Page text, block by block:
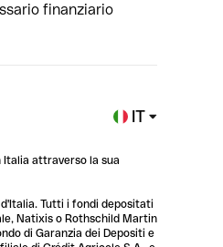
finanziario
IT
Italia attraverso la sua
Tutti i fondi depositati
Natixis o Rothschild Martin
di Garanzia dei Depositi e